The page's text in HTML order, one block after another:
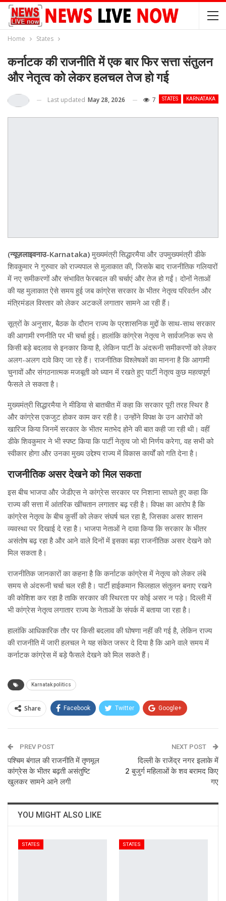
Home States
कर्नाटक की राजनीति में एक बार फिर सत्ता संतुलन
और नेतृत्व को लेकर हलचल तेज हो गई
STATES KARNATAKA
Last updated May 28, 2026 7
(न्यूज़लाइवनाउ-Karnataka)मुख्यमंत्री सिद्धारमैया और उपमुख्यमंत्री डीके
शिवकुमार ने गुरुवार को राज्यपाल से मुलाकात की, जिसके बाद राजनीतिक गलियारों
में नए समीकरणों और संभावित फेरबदल की चर्चाएं और तेज हो गईं। दोनों नेताओं
की यह मुलाकात ऐसे समय हुई जब कांग्रेस सरकार के भीतर नेतृत्व परिवर्तन और
मंत्रिमंडल विस्तार को लेकर अटकलें लगातार सामने आ रही हैं।
सूत्रों के अनुसार, बैठक के दौरान राज्य के प्रशासनिक मुद्दों के साथ-साथ सरकार
की आगामी रणनीति पर भी चर्चा हुई। हालांकि कांग्रेस नेतृत्व ने सार्वजनिक रूप से
किसी बड़े बदलाव से इनकार किया है, लेकिन पार्टी के अंदरूनी समीकरणों को लेकर
अलग-अलग दावे किए जा रहे हैं। राजनीतिक विश्लेषकों का मानना है कि आगामी
चुनावों और संगठनात्मक मजबूती को ध्यान में रखते हुए पार्टी नेतृत्व कुछ महत्वपूर्ण
फैसले ले सकता है।
मुख्यमंत्री सिद्धारमैया ने मीडिया से बातचीत में कहा कि सरकार पूरी तरह स्थिर है
और कांग्रेस एकजुट होकर काम कर रही है। उन्होंने विपक्ष के उन आरोपों को
खारिज किया जिनमें सरकार के भीतर मतभेद होने की बात कही जा रही थी। वहीं
डीके शिवकुमार ने भी स्पष्ट किया कि पार्टी नेतृत्व जो भी निर्णय करेगा, वह सभी को
स्वीकार होगा और उनका मुख्य उद्देश्य राज्य में विकास कार्यों को गति देना है।
राजनीतिक असर देखने को मिल सकता
इस बीच भाजपा और जेडीएस ने कांग्रेस सरकार पर निशाना साधते हुए कहा कि
राज्य की सत्ता में आंतरिक खींचतान लगातार बढ़ रही है। विपक्ष का आरोप है कि
कांग्रेस नेतृत्व के बीच कुर्सी को लेकर संघर्ष चल रहा है, जिसका असर शासन
व्यवस्था पर दिखाई दे रहा है। भाजपा नेताओं ने दावा किया कि सरकार के भीतर
असंतोष बढ़ रहा है और आने वाले दिनों में इसका बड़ा राजनीतिक असर देखने को
मिल सकता है।
राजनीतिक जानकारों का कहना है कि कर्नाटक कांग्रेस में नेतृत्व को लेकर लंबे
समय से अंदरूनी चर्चा चल रही है। पार्टी हाईकमान फिलहाल संतुलन बनाए रखने
की कोशिश कर रहा है ताकि सरकार की स्थिरता पर कोई असर न पड़े। दिल्ली में
भी कांग्रेस नेतृत्व लगातार राज्य के नेताओं के संपर्क में बताया जा रहा है।
हालांकि आधिकारिक तौर पर किसी बदलाव की घोषणा नहीं की गई है, लेकिन राज्य
की राजनीति में जारी हलचल ने यह संकेत जरूर दे दिया है कि आने वाले समय में
कर्नाटक कांग्रेस में बड़े फैसले देखने को मिल सकते हैं।
Karnatak politics
Share Facebook Twitter Google+
Email
PREV POST
पश्चिम बंगाल की राजनीति में तृणमूल
कांग्रेस के भीतर बढ़ती असंतुष्टि
खुलकर सामने आने लगी
NEXT POST
दिल्ली के राजेंद्र नगर इलाके में
2 बुजुर्ग महिलाओं के शव बरामद किए
गए
YOU MIGHT ALSO LIKE
STATES STATES